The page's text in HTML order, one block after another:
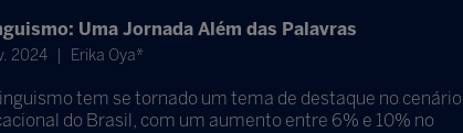
Uma Jornada Além das Palavras
2024 Erika Oya*
tem se tornado um tema de destaque no cenário
do Brasil, com um aumento entre 6% e 10% no